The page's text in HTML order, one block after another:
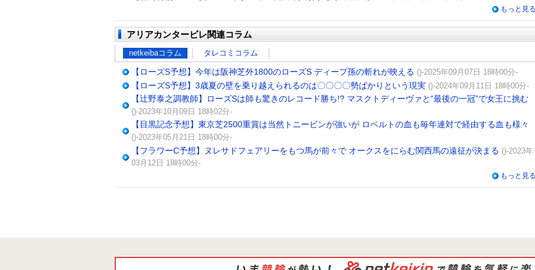
もっと見る
アリアカンタービレ関連コラム
netkeibaコラム タレコミコラム
【ローズS予想】今年は阪神芝外1800のローズS ディープ孫の斬れが映える ()-2025年09月07日 18時00分-
【ローズS予想】3歳夏の壁を乗り越えられるのは〇〇〇〇勢ばかりという現実 ()-2024年09月11日 18時00分-
【辻野泰之調教師】ローズSは師も驚きのレコード勝ち!? マスクトディーヴァと“最後の一冠”で女王に挑む
()-2023年10月09日 18時02分-
【目黒記念予想】東京芝2500重賞は当然トニービンが強いが ロベルトの血も毎年連対で経由する血も様々
()-2023年05月21日 18時00分-
【フラワーC予想】ヌレサドフェアリーをもつ馬が前々で オークスをにらむ関西馬の遠征が決まる ()-2023年
03月12日 18時00分-
もっと見る